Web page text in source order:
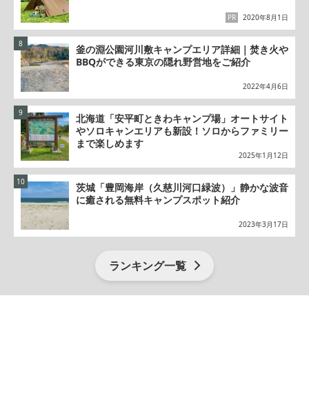
2020年8月1日
PR
釜の淵公園河川敷キャンプエリア詳細｜焚き火や
BBQができる東京の隠れ野営地をご紹介
2022年4月6日
北海道「安平町ときわキャンプ場」オートサイト
やソロキャンエリアも新設！ソロからファミリー
まで楽しめます
2025年1月12日
茨城「豊岡海岸（久慈川河口緑波）」静かな波音
に癒される無料キャンプスポット紹介
2023年3月17日
ランキング一覧